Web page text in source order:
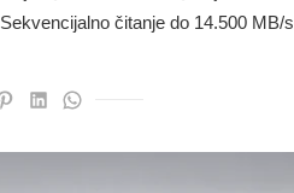
čitanje do 14.500 MB/s